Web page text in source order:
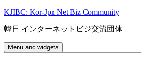
Skip
content
KJIBC: Kor-Jpn Net Biz Community
韓日 インターネットビジ交流団体
Menu and widgets